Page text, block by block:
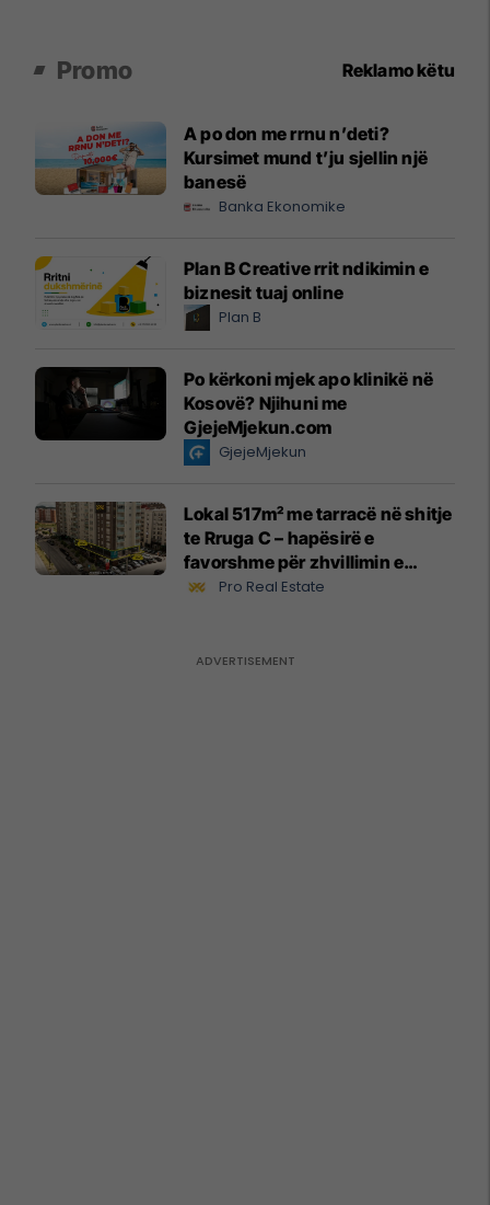
Promo Reklamo këtu
A po don me rrnu n’deti?
Kursimet mund t’ju sjellin një
banesë
Banka Ekonomike
Plan B Creative rrit ndikimin e
biznesit tuaj online
Plan B
Po kërkoni mjek apo klinikë në
Kosovë? Njihuni me
GjejeMjekun.com
GjejeMjekun
Lokal 517m² me tarracë në shitje
te Rruga C – hapësirë e
favorshme për zhvillimin e
biznesit #15796
Pro Real Estate